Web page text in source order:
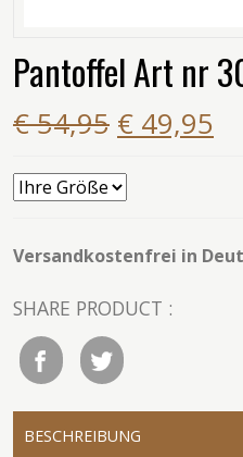
Pantoffel Art nr
€ 54,95 € 49,95
Versandkostenfrei in
SHARE PRODUCT :
BESCHREIBUNG